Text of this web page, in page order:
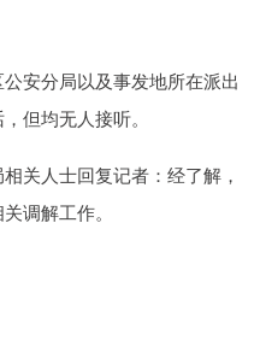
安分局以及事发地所在派出
但均无人接听。
关人士回复记者：经了解，
调解工作。